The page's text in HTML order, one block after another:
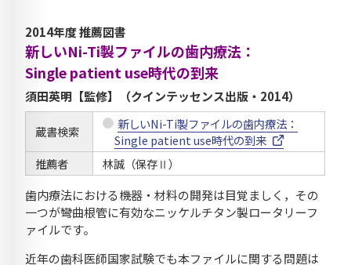
2014年度 推薦図書
新しいNi-Ti製ファイルの歯内療法：
Single patient use時代の到来
須田英明【監修】（クインテッセンス出版・2014）
蔵書検索
新しいNi-Ti製ファイルの歯内療法：
Single patient use時代の到来
推薦者
林誠（保存Ⅱ）
歯内療法における機器・材料の開発は目覚ましく，その
一つが彎曲根管に有効なニッケルチタン製ロータリーフ
ァイルです。
近年の歯科医師国家試験でも本ファイルに関する問題は